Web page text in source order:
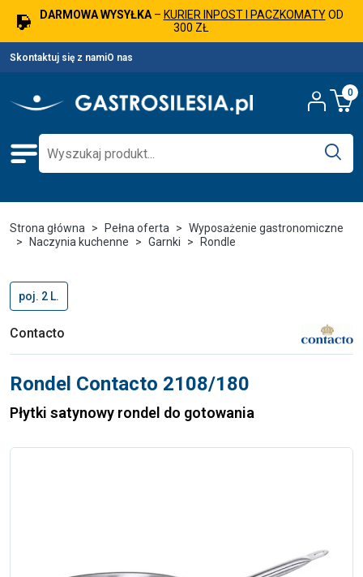
DARMOWA WYSYŁKA– KURIER INPOST I PACZKOMATYOD
300 ZŁ
Skontaktuj się z namiO nas
0
Strona główna Pełna oferta
Wyposażenie gastronomiczne
Naczynia kuchenne
Garnki Rondle
poj. 2 L.
Contacto
Rondel Contacto 2108/180
Płytki satynowy rondel do gotowania